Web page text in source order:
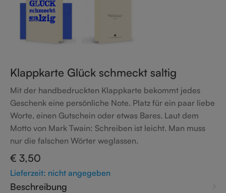
Klappkarte Glück schmeckt saltig
Mit der handbedruckten Klappkarte bekommt jedes
Geschenk eine persönliche Note. Platz für ein paar liebe
Worte, einen Gutschein oder etwas Bares. Laut dem
Motto von Mark Twain: Schreiben ist leicht. Man muss
nur die falschen Wörter weglassen.
€ 3,50
Lieferzeit: nicht angegeben
Beschreibung